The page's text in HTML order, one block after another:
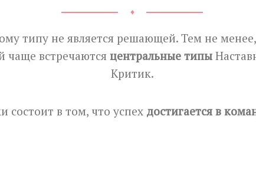
♦
типу не является решающей. Тем не
чаще встречаютсяцентральные типы
Критик.
состоит в том, что успех достигается в